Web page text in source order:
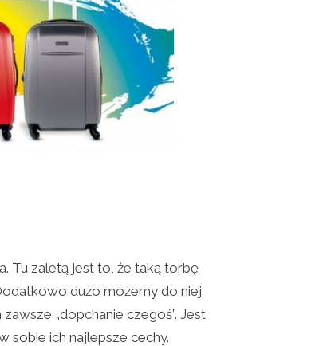
Tu zaletą jest to, że taką torbę
dużo możemy do niej
„dopchanie czegoś”. Jest
sobie ich najlepsze cechy.